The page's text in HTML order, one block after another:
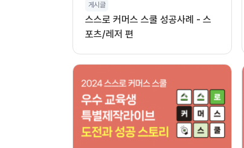
게시글
스스로 커머스 스쿨 성공사례 - 스
포츠/레저 편